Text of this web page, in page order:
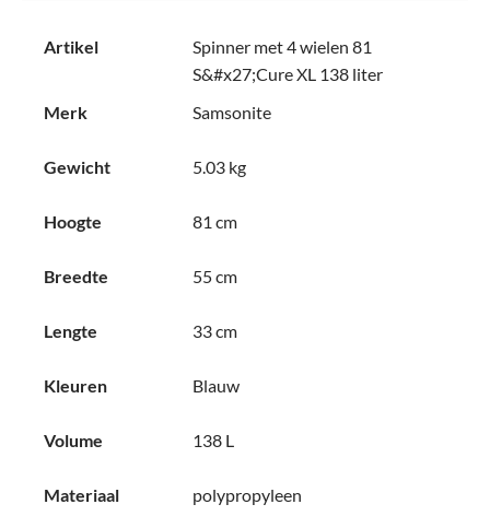
Artikel
Spinner met 4 wielen 81
S&#x27;Cure XL 138 liter
Merk
Samsonite
Gewicht 5.03 kg
Hoogte 81 cm
Breedte 55 cm
Lengte 33 cm
Kleuren Blauw
Volume 138 L
Materiaal polypropyleen